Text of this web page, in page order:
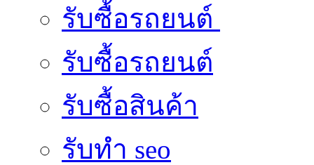
รับซื้อรถยนต์
รับซื้อรถยนต์
รับซื้อสินค้า
รับทำ seo